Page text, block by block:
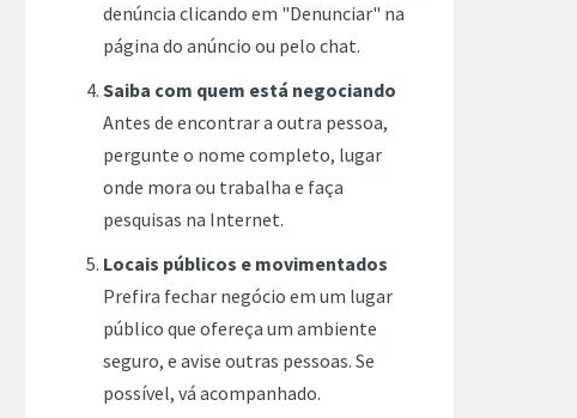
denúncia clicando em "Denunciar" na
página do anúncio ou pelo chat.
Saiba com quem está negociando
Antes de encontrar a outra pessoa,
pergunte o nome completo, lugar
onde mora ou trabalha e faça
pesquisas na Internet.
Locais públicos e movimentados
Prefira fechar negócio em um lugar
público que ofereça um ambiente
seguro, e avise outras pessoas. Se
possível, vá acompanhado.